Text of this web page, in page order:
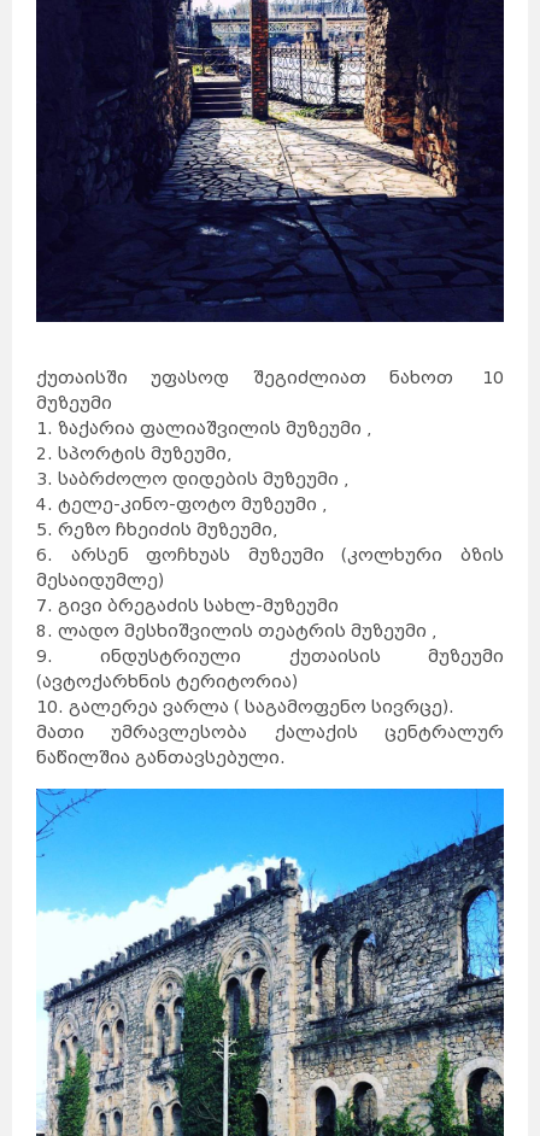
ქუთაისში უფასოდ შეგიძლიათ ნახოთ 10
მუზეუმი
1. ზაქარია ფალიაშვილის მუზეუმი ,
2. სპორტის მუზეუმი,
3. საბრძოლო დიდების მუზეუმი ,
4. ტელე-კინო-ფოტო მუზეუმი ,
5. რეზო ჩხეიძის მუზეუმი,
6. არსენ ფოჩხუას მუზეუმი (კოლხური ბზის
მესაიდუმლე)
7. გივი ბრეგაძის სახლ-მუზეუმი
8. ლადო მესხიშვილის თეატრის მუზეუმი ,
9. ინდუსტრიული ქუთაისის მუზეუმი
(ავტოქარხნის ტერიტორია)
10. გალერეა ვარლა ( საგამოფენო სივრცე).
მათი უმრავლესობა ქალაქის ცენტრალურ
ნაწილშია განთავსებული.